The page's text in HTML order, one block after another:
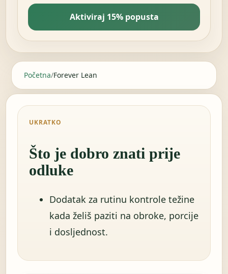
Aktiviraj 15% popusta
Početna/Forever Lean
UKRATKO
Što je dobro znati prije
odluke
Dodatak za rutinu kontrole težine
kada želiš paziti na obroke, porcije
i dosljednost.